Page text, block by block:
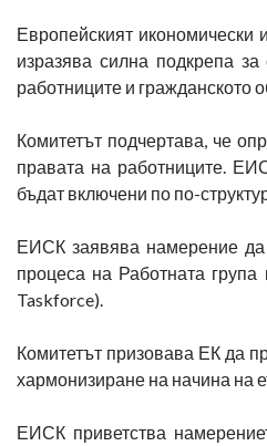
Европейският икономически
изразява силна подкрепа за
работниците и гражданското
Комитетът подчертава, че
правата на работниците.
бъдат включени по по-
ЕИСК заявява намерение да
процеса на Работната
Taskforce).
Комитетът призовава ЕК да
хармонизиране на начина на
ЕИСК приветства